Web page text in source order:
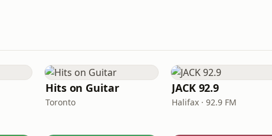
Hits on Guitar
Toronto
JACK 92.9
Halifax · 92.9 FM